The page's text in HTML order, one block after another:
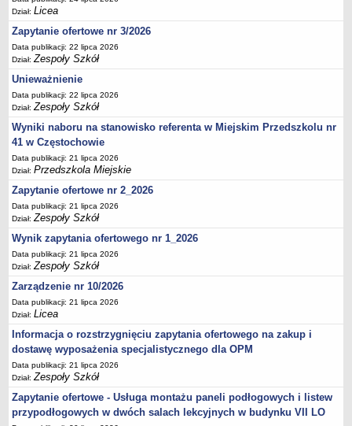
Deklaracja dostępności
DEKLARACJA DOSTĘPNOŚCI
PONOWNE WYKORZYSTYWANIE
UDOSTĘPNIANIE INFORMACJI PUBLICZNEJ
OCHRONA DANYCH OSOBOWYCH
Dział:Licea
Zapytanie ofertowe nr 3/2026
Data publikacji: 22 lipca 2026
Dział:Zespoły Szkół
Unieważnienie
Data publikacji: 22 lipca 2026
Dział:Zespoły Szkół
Wyniki naboru na stanowisko referenta w Miejskim Przedszkolu nr
41 w Częstochowie
Data publikacji: 21 lipca 2026
Dział:Przedszkola Miejskie
Zapytanie ofertowe nr 2_2026
Data publikacji: 21 lipca 2026
Dział:Zespoły Szkół
Wynik zapytania ofertowego nr 1_2026
Data publikacji: 21 lipca 2026
Dział:Zespoły Szkół
Zarządzenie nr 10/2026
Data publikacji: 21 lipca 2026
Dział:Licea
Informacja o rozstrzygnięciu zapytania ofertowego na zakup i
dostawę wyposażenia specjalistycznego dla OPM
Data publikacji: 21 lipca 2026
Dział:Zespoły Szkół
Zapytanie ofertowe - Usługa montażu paneli podłogowych i listew
przypodłogowych w dwóch salach lekcyjnych w budynku VII LO